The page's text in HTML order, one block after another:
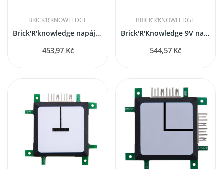
BRICK’R‘KNOWLEDGE
Brick'R'knowledge napájecí adaptér 12V 3A...
453,97 Kč
BRICK’R‘KNOWLEDGE
Brick'R'Knowledge 9V napájecí zdroj 1A s ochranou
544,57 Kč